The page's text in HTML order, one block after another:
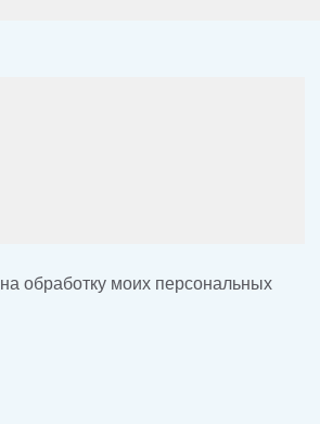
на обработку моих персональных